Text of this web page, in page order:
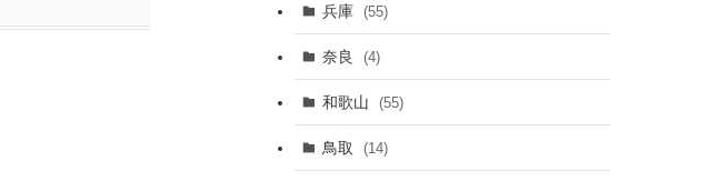
兵庫 (55)
奈良 (4)
和歌山 (55)
鳥取 (14)